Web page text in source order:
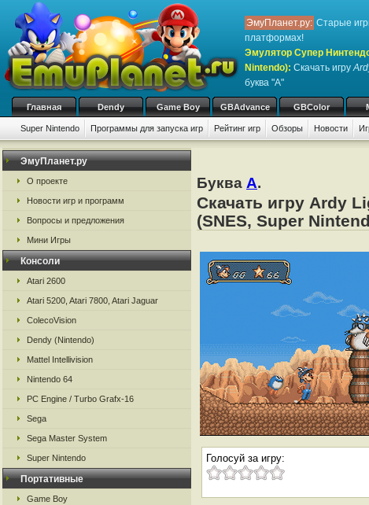
ЭмуПланет.ру: Старые
платформах!
Эмулятор Супер
Nintendo): Скачать игру
буква "A"
Главная Dendy Game Boy GBAdvance GBColor
Super Nintendo Программы для запуска игр Рейтинг игр Обзоры Новости
ЭмуПланет.ру
О проекте
Новости игр и программ
Вопросы и предложения
Мини Игры
Консоли
Atari 2600
Atari 5200, Atari 7800, Atari Jaguar
ColecoVision
Dendy (Nintendo)
Mattel Intellivision
Nintendo 64
PC Engine / Turbo Grafx-16
Sega
Sega Master System
Super Nintendo
Портативные
Game Boy
Буква A.
Скачать игру Ardy
(SNES, Super
Голосуй за игру: